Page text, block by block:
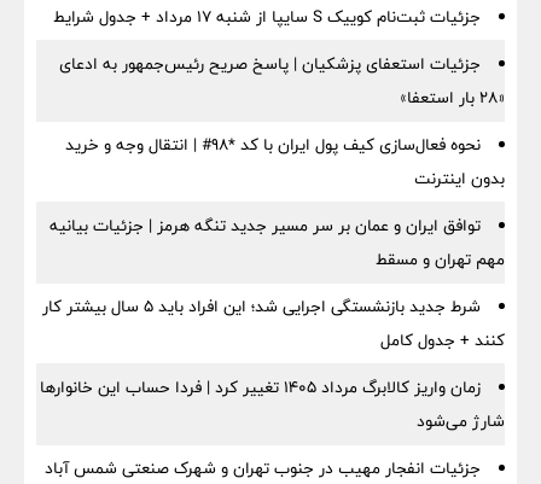
جزئیات ثبت‌نام کوییک S سایپا از شنبه ۱۷ مرداد + جدول شرایط
جزئیات استعفای پزشکیان | پاسخ صریح رئیس‌جمهور به ادعای
«۲۸ بار استعفا»
نحوه فعال‌سازی کیف پول ایران با کد *98# | انتقال وجه و خرید
بدون اینترنت
توافق ایران و عمان بر سر مسیر جدید تنگه هرمز | جزئیات بیانیه
مهم تهران و مسقط
شرط جدید بازنشستگی اجرایی شد؛ این افراد باید ۵ سال بیشتر کار
کنند + جدول کامل
زمان واریز کالابرگ مرداد ۱۴۰۵ تغییر کرد | فردا حساب این خانوارها
شارژ می‌شود
جزئیات انفجار مهیب در جنوب تهران و شهرک صنعتی شمس آباد